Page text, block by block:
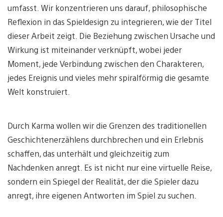
umfasst. Wir konzentrieren uns darauf, philosophische
Reflexion in das Spieldesign zu integrieren, wie der Titel
dieser Arbeit zeigt. Die Beziehung zwischen Ursache und
Wirkung ist miteinander verknüpft, wobei jeder
Moment, jede Verbindung zwischen den Charakteren,
jedes Ereignis und vieles mehr spiralförmig die gesamte
Welt konstruiert.
Durch Karma wollen wir die Grenzen des traditionellen
Geschichtenerzählens durchbrechen und ein Erlebnis
schaffen, das unterhält und gleichzeitig zum
Nachdenken anregt. Es ist nicht nur eine virtuelle Reise,
sondern ein Spiegel der Realität, der die Spieler dazu
anregt, ihre eigenen Antworten im Spiel zu suchen.